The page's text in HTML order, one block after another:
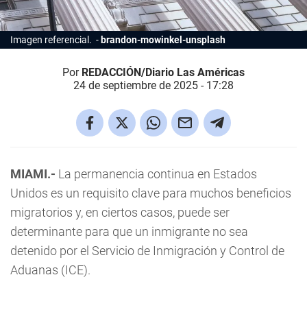
Imagen referencial. brandon-mowinkel-unsplash
Por REDACCIÓN/Diario Las Américas
24 de septiembre de 2025 - 17:28
MIAMI.- La permanencia continua en Estados
Unidos es un requisito clave para muchos beneficios
migratorios y, en ciertos casos, puede ser
determinante para que un inmigrante no sea
detenido por el Servicio de Inmigración y Control de
Aduanas (ICE).